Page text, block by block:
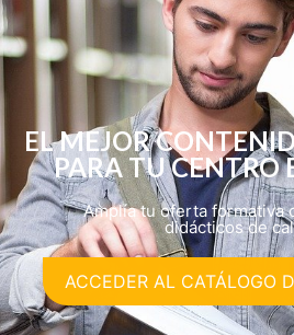
EL MEJOR
PARA TU CENTRO
Amplía tu oferta formativa
didácticos de
ACCEDER AL CATÁLOGO